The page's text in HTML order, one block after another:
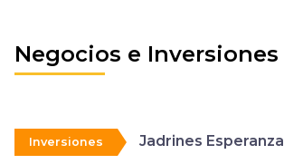
Negocios e Inversiones
Inversiones Jadrines Esperanza